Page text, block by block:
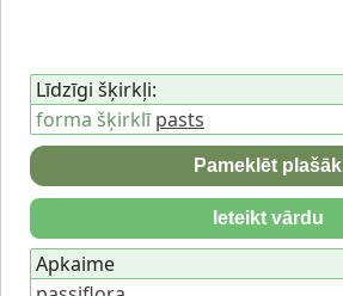
Līdzīgi šķirkļi:
forma šķirklīpasts
Pameklēt plašāk
Ieteikt vārdu
Apkaime